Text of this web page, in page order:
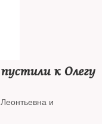
к Олегу
и